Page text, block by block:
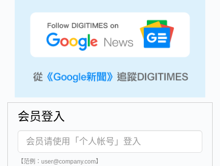
会员登入
【范例：user@company.com】